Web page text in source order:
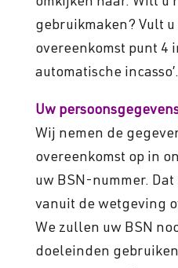
gebruikmaken? Vult u
overeenkomst punt 4
automatische incasso’.
Uw
Wij nemen de
overeenkomst op in
uw BSN-nummer.
vanuit de wetgeving
We zullen uw BSN
doeleinden